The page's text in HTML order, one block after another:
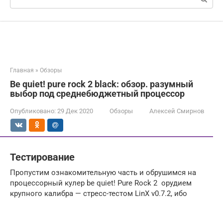
Главная » Обзоры
Be quiet! pure rock 2 black: обзор. разумный
выбор под среднебюджетный процессор
Опубликовано: 29 Дек 2020 Обзоры Алексей Смирнов
Тестирование
Пропустим ознакомительную часть и обрушимся на
процессорный кулер be quiet! Pure Rock 2 орудием
крупного калибра — стресс-тестом LinX v0.7.2, ибо